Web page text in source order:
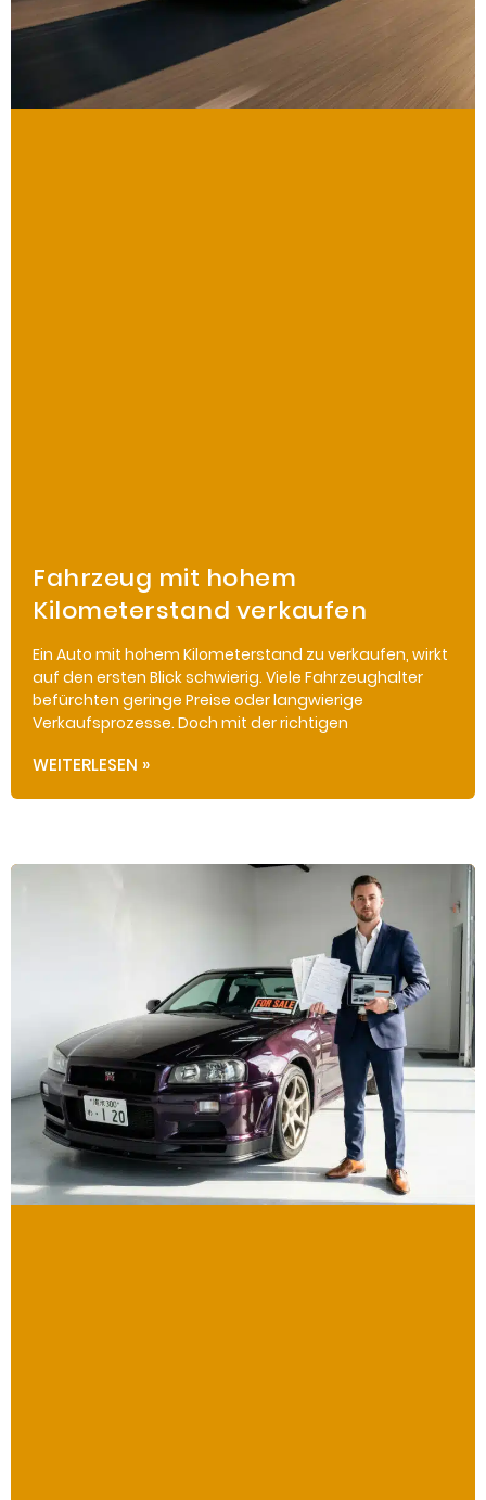
Fahrzeug mit hohem
Kilometerstand verkaufen
Ein Auto mit hohem Kilometerstand zu verkaufen, wirkt
auf den ersten Blick schwierig. Viele Fahrzeughalter
befürchten geringe Preise oder langwierige
Verkaufsprozesse. Doch mit der richtigen
WEITERLESEN »